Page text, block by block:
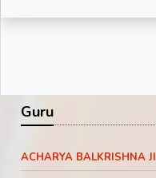
Guru
ACHARYA BALKRISHNA JI